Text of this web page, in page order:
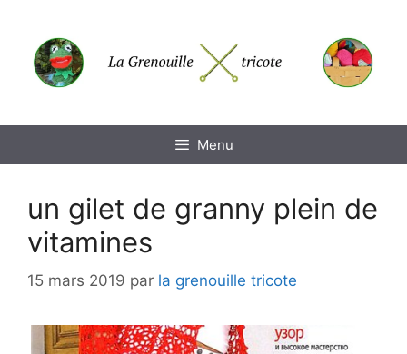
contenu
Menu
un gilet de granny plein de
vitamines
15 mars 2019 par la grenouille tricote